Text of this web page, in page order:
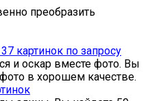
преобразить
картинок по запросу
и оскар вместе фото. Вы
в хорошем качестве.